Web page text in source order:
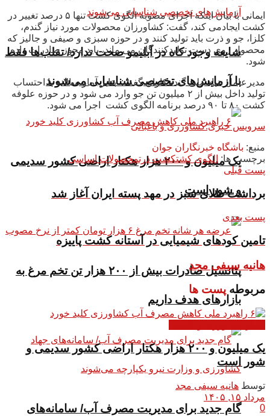
شایعه وجود کاه در آبلیمو صحت ندارد/ تقلب‌ها فقط
با آزمایش‌های تخصصی شناسایی می‌شوند
یک میلیون و ۲۰۰ هزار هکتار اراضی کشور سدیمی
و شور است
پتانسیل صادرات بیش از ۲۰۰ هزار تن تخم مرغ به
بازار‌های هدف داریم
گام جدید برای مدیریت مصرف آب/ سامانه‌های
ایمانی با بیان اینکه اجرای مصوبه الگوی کشت تنها ۵ درصد تغییر در
کشت ایجادمی کند، گفت: کشاورزان محصولات مورد نیاز گندم،
کلزا، جو و ذرت باید تولید کنند و در حوزه سبزی و صیفی و جالیز که
محصول روی دست تولیدکنندگان می ماند، باید مجوز صادرات داده
شود.
مدیرعامل بنیاد ملی گندمکاران گفت: بنابر آمار سالانه با احتساب
تولید داخل بیش از ۲ میلیون تن جو وارد می شود و در حوزه علوفه
کشت ۸۰ تا ۹۰ درصد برنامه الگوی کشت اجرا می شود.
سرویس خبری:کشاورزی و باغبانی
منبع: باشگاه خبرنگاران جوان
برچسب ها: الگوی کشتکشت ذرتمحصولات اساسی
پست قبلی
برداشت طلای سبز در مهد پسته ایران آغاز شد
پست بعدی
تامین کود‌های شیمیایی در آستانه کشت پاییزه
هانیه سیفی مجد
مربوطه پست ها
یک میلیون و ۲۰۰ هزار هکتار اراضی کشور سدیمی و
شور است
توسط هانیه سیفی مجد
مرداد ۱۵, ۱۴۰۵
0